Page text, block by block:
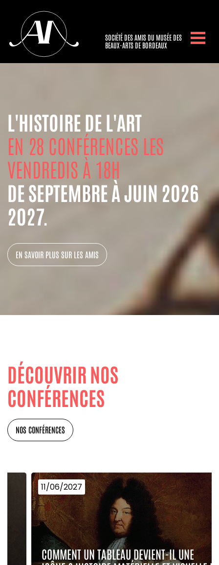
SOCIÉTÉ DES AMIS DU MUSÉE DES
BEAUX-ARTS DE BORDEAUX
L'HISTOIRE DE L'ART
EN 28 CONFÉRENCES LES
VENDREDIS À 18H
DE SEPTEMBRE À JUIN 2026
2027.
EN SAVOIR PLUS SUR LES AMIS
DÉCOUVRIR NOS
CONFÉRENCES
NOS CONFÉRENCES
11/06/2027
COMMENT UN TABLEAU DEVIENT-IL UNE